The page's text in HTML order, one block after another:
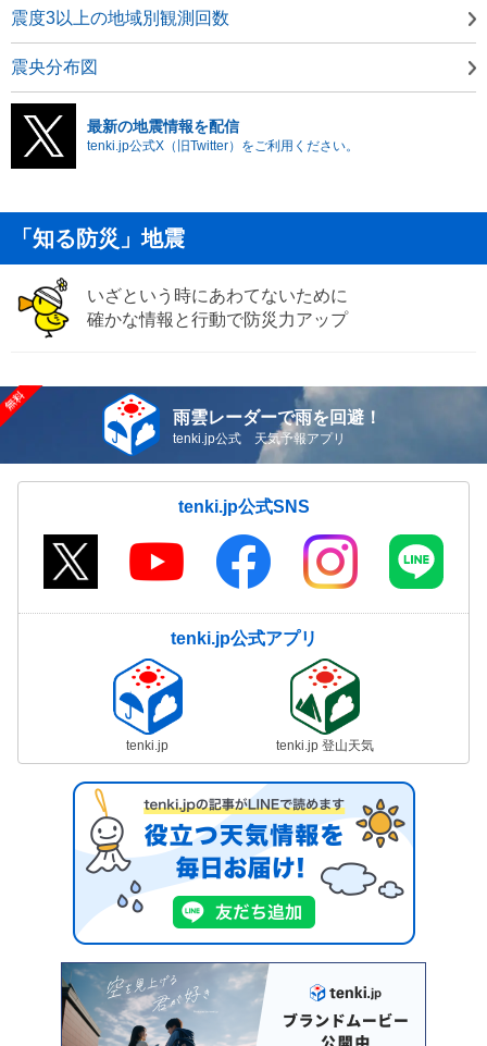
震度3以上の地域別観測回数
震央分布図
最新の地震情報を配信
tenki.jp公式X（旧Twitter）をご利用ください。
「知る防災」地震
いざという時にあわてないために
確かな情報と行動で防災力アップ
雨雲レーダーで雨を回避！
tenki.jp公式 天気予報アプリ
tenki.jp公式SNS
tenki.jp公式アプリ
tenki.jp tenki.jp 登山天気